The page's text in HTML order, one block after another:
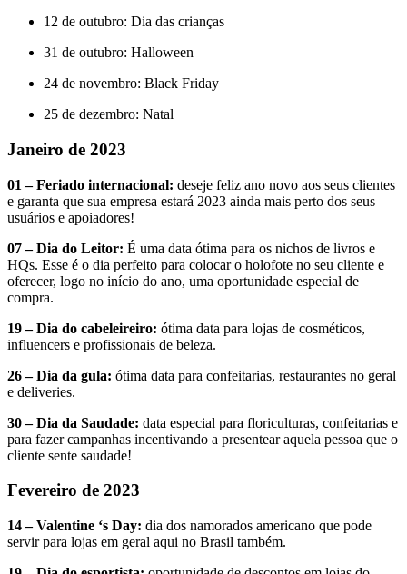
12 de outubro: Dia das crianças
31 de outubro: Halloween
24 de novembro: Black Friday
25 de dezembro: Natal
Janeiro de 2023
01 – Feriado internacional: deseje feliz ano novo aos seus clientes
e garanta que sua empresa estará 2023 ainda mais perto dos seus
usuários e apoiadores!
07 – Dia do Leitor: É uma data ótima para os nichos de livros e
HQs. Esse é o dia perfeito para colocar o holofote no seu cliente e
oferecer, logo no início do ano, uma oportunidade especial de
compra.
19 – Dia do cabeleireiro: ótima data para lojas de cosméticos,
influencers e profissionais de beleza.
26 – Dia da gula: ótima data para confeitarias, restaurantes no geral
e deliveries.
30 – Dia da Saudade: data especial para floriculturas, confeitarias e
para fazer campanhas incentivando a presentear aquela pessoa que o
cliente sente saudade!
Fevereiro de 2023
14 – Valentine ‘s Day: dia dos namorados americano que pode
servir para lojas em geral aqui no Brasil também.